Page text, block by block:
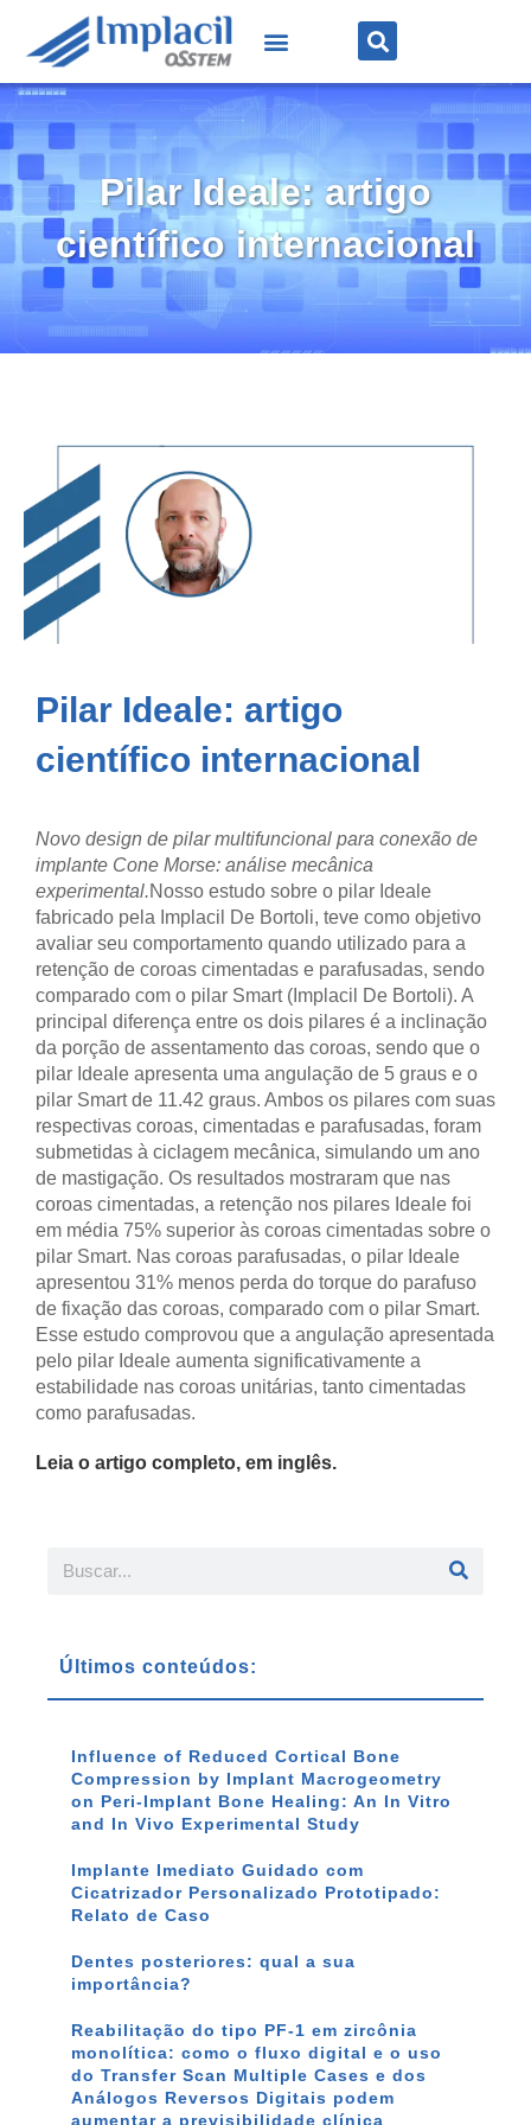
Pilar Ideale: artigo
científico internacional
Pilar Ideale: artigo
científico internacional
Novo design de pilar multifuncional para conexão de
implante Cone Morse: análise mecânica
experimental.Nosso estudo sobre o pilar Ideale
fabricado pela Implacil De Bortoli, teve como objetivo
avaliar seu comportamento quando utilizado para a
retenção de coroas cimentadas e parafusadas, sendo
comparado com o pilar Smart (Implacil De Bortoli). A
principal diferença entre os dois pilares é a inclinação
da porção de assentamento das coroas, sendo que o
pilar Ideale apresenta uma angulação de 5 graus e o
pilar Smart de 11.42 graus. Ambos os pilares com suas
respectivas coroas, cimentadas e parafusadas, foram
submetidas à ciclagem mecânica, simulando um ano
de mastigação. Os resultados mostraram que nas
coroas cimentadas, a retenção nos pilares Ideale foi
em média 75% superior às coroas cimentadas sobre o
pilar Smart. Nas coroas parafusadas, o pilar Ideale
apresentou 31% menos perda do torque do parafuso
de fixação das coroas, comparado com o pilar Smart.
Esse estudo comprovou que a angulação apresentada
pelo pilar Ideale aumenta significativamente a
estabilidade nas coroas unitárias, tanto cimentadas
como parafusadas.
Leia o artigo completo, em inglês.
Últimos conteúdos:
Influence of Reduced Cortical Bone
Compression by Implant Macrogeometry
on Peri-Implant Bone Healing: An In Vitro
and In Vivo Experimental Study
Implante Imediato Guidado com
Cicatrizador Personalizado Prototipado:
Relato de Caso
Dentes posteriores: qual a sua
importância?
Reabilitação do tipo PF-1 em zircônia
monolítica: como o fluxo digital e o uso
do Transfer Scan Multiple Cases e dos
Análogos Reversos Digitais podem
aumentar a previsibilidade clínica